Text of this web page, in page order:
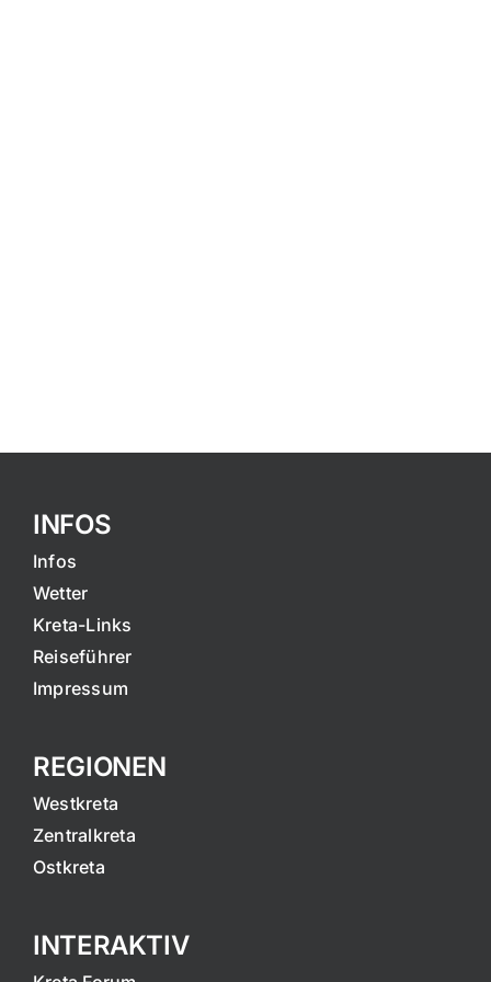
INFOS
Infos
Wetter
Kreta-Links
Reiseführer
Impressum
REGIONEN
Westkreta
Zentralkreta
Ostkreta
INTERAKTIV